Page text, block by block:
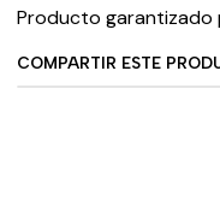
Producto garantizado
COMPARTIR ESTE